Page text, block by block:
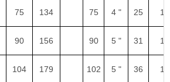
75 134 75 4 " 25 1
90 156 90 5 " 31 1
104 179 102 5 " 36 1